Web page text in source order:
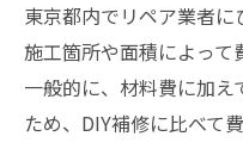
東京都内でリペア業者に
施工箇所や面積によって
一般的に、材料費に加
ため、DIY補修に比べて